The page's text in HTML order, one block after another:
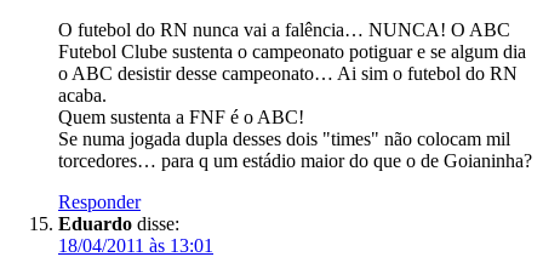
O futebol do RN nunca vai a falência… NUNCA! O ABC
Futebol Clube sustenta o campeonato potiguar e se algum dia
o ABC desistir desse campeonato… Ai sim o futebol do RN
acaba.
Quem sustenta a FNF é o ABC!
Se numa jogada dupla desses dois "times" não colocam mil
torcedores… para q um estádio maior do que o de Goianinha?
Responder
Eduardo disse:
18/04/2011 às 13:01